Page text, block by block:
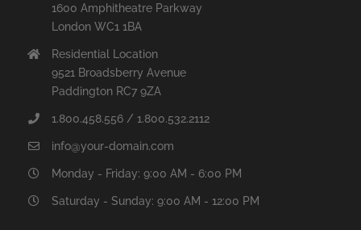
1600 Amphitheatre Parkway
London WC1 1BA
Residential Location
9521 Broadsberry Avenue
Paddington RC7 9ZA
1.800.458.556 / 1.800.532.2112
info@your-domain.com
Monday - Friday: 9:00 AM - 6:00 PM
Saturday - Sunday: 9:00 AM - 12:00 PM